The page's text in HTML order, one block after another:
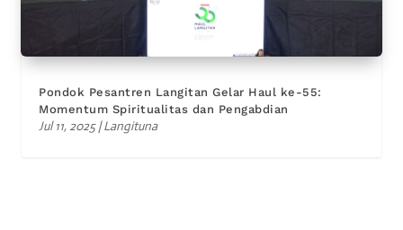
Pondok Pesantren Langitan Gelar Haul ke-55:
Momentum Spiritualitas dan Pengabdian
Jul 11, 2025|Langituna